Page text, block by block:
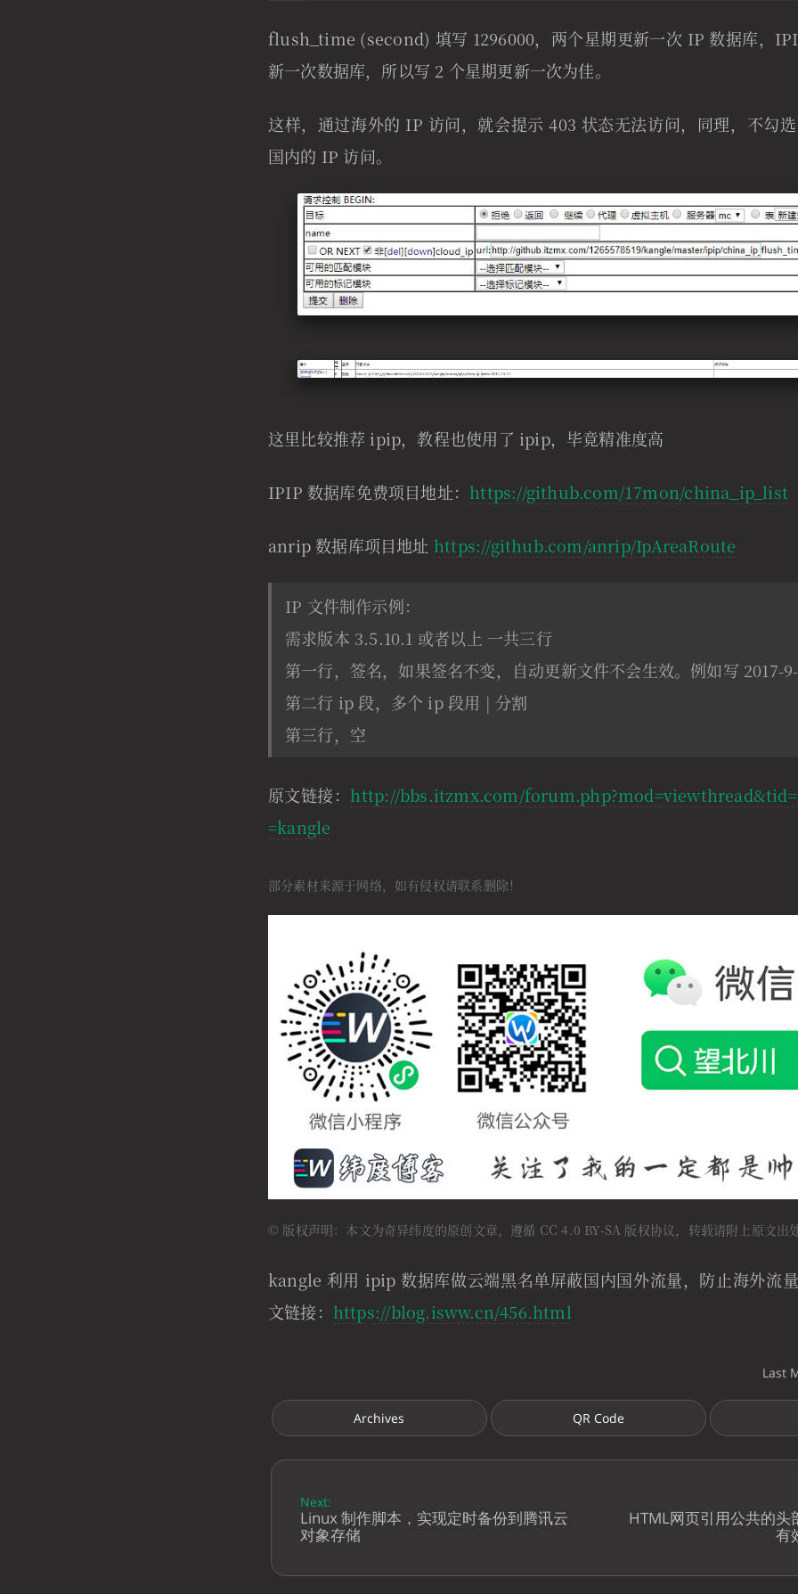
flush_time (second) 填写 1296000，两个星期更新一次 IP 数据库，
新一次数据库，所以写 2 个星期更新一次为佳。
这样，通过海外的 IP 访问，就会提示 403 状态无法访问，同理，不勾
国内的 IP 访问。
这里比较推荐 ipip，教程也使用了 ipip，毕竟精准度高
IPIP 数据库免费项目地址： https://github.com/17mon/china_ip_list
anrip 数据库项目地址 https://github.com/anrip/IpAreaRoute
IP 文件制作示例：
需求版本 3.5.10.1 或者以上 一共三行
第一行，签名，如果签名不变，自动更新文件不会生效。例如写 2017-
第二行 ip 段，多个 ip 段用 | 分割
第三行，空
原文链接： http://bbs.itzmx.com/
=kangle
部分素材来源于网络，如有侵权请联系删除！
© 版权声明：本文为奇异纬度的原创文章，遵循 CC 4.0 BY-SA 版权协议，转载请附上原文出
kangle 利用 ipip 数据库做云端黑名单屏蔽国内国外流量，防止海外流
文链接： https://blog.isww.cn/456.html
Last
Archives QR Code
Next:
Linux 制作脚本，实现定时备份到腾讯云
对象存储
HTML网页引用公共的头
有